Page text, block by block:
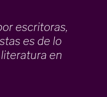
escritoras,
es de lo
en